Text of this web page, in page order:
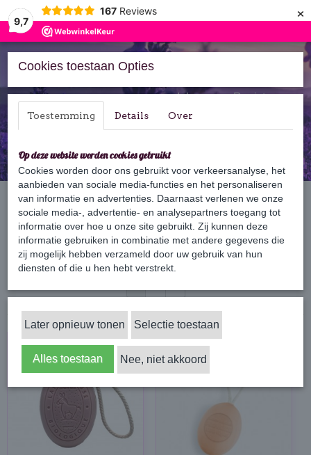
9,7
167 Reviews ×
Inloggen Registreren
Home › Zeep › Zeepkoord
Sorteer op:
Cookies toestaan Opties
Toestemming Details Over
Op deze website worden cookies gebruikt
Cookies worden door ons gebruikt voor verkeersanalyse, het
aanbieden van sociale media-functies en het personaliseren
van informatie en advertenties. Daarnaast verlenen we onze
sociale media-, advertentie- en analysepartners toegang tot
informatie over hoe u onze site gebruikt. Zij kunnen deze
informatie gebruiken in combinatie met andere gegevens die
zij mogelijk hebben verzameld door uw gebruik van hun
diensten of die u hen hebt verstrekt.
Later opnieuw tonen Selectie toestaan
Alles toestaan Nee, niet akkoord